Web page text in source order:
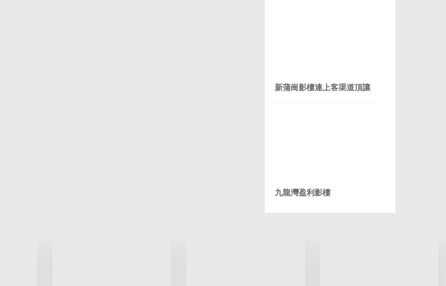
新蒲崗影樓連上客渠道頂讓
九龍灣盈利影樓